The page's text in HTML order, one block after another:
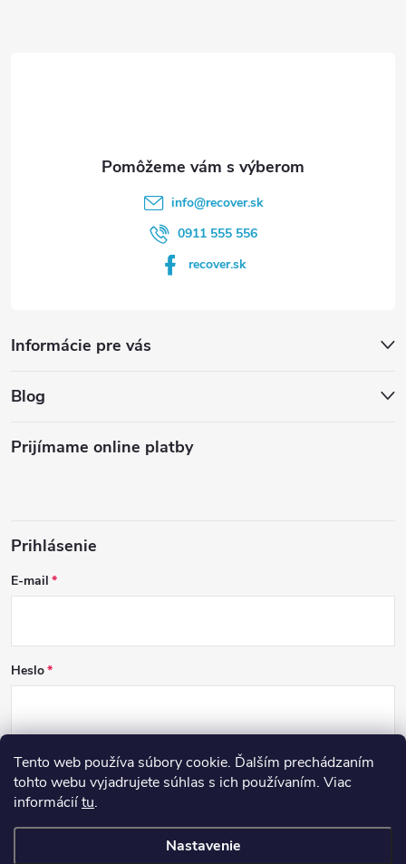
Tento web používa súbory cookie. Ďalším prechádzaním
tohto webu vyjadrujete súhlas s ich používaním. Viac
informáciítu.
Nastavenie
info@recover.sk
0911 555 556
recover.sk
Informácie pre vás
Blog
Prijímame online platby
Prihlásenie
E-mail
Heslo
PRIHLÁSIŤ SA